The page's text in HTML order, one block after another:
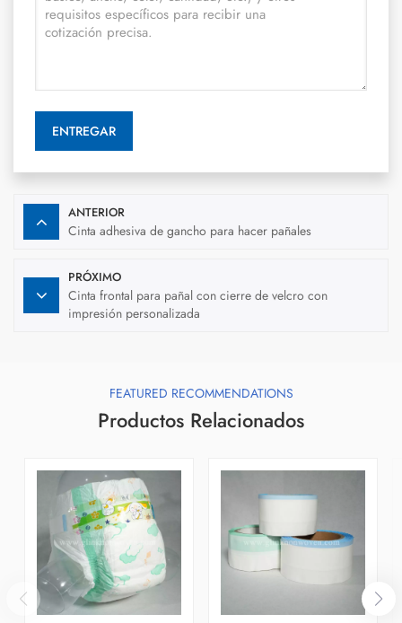
ENTREGAR
ANTERIOR
Cinta adhesiva de gancho para hacer pañales
PRÓXIMO
Cinta frontal para pañal con cierre de velcro con
impresión personalizada
FEATURED RECOMMENDATIONS
Productos Relacionados